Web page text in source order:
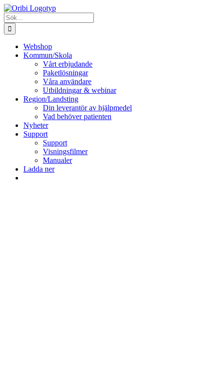
Fortsätt
till
innehållet
Sök
efter:
Webshop
Kommun/Skola
Vårt erbjudande
Paketlösningar
Våra användare
Utbildningar & webinar
Region/Landsting
Din leverantör av hjälpmedel
Vad behöver patienten
Nyheter
Support
Support
Visningsfilmer
Manualer
Ladda ner